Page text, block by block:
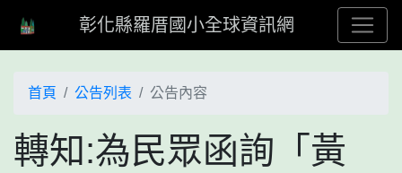
彰化縣羅厝國小全球資訊網
首頁 公告列表 公告內容
轉知:為民眾函詢「黃